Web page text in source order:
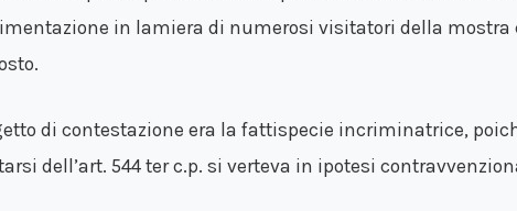
in lamiera di numerosi visitatori della mostra
di contestazione era la fattispecie incriminatrice,
dell’art. 544 ter c.p. si verteva in ipotesi